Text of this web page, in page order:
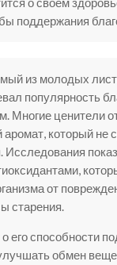
поддержания
из молодых
популярность
Многие ценители
аромат, который не
Исследования
от
старения.
его способности
обмен